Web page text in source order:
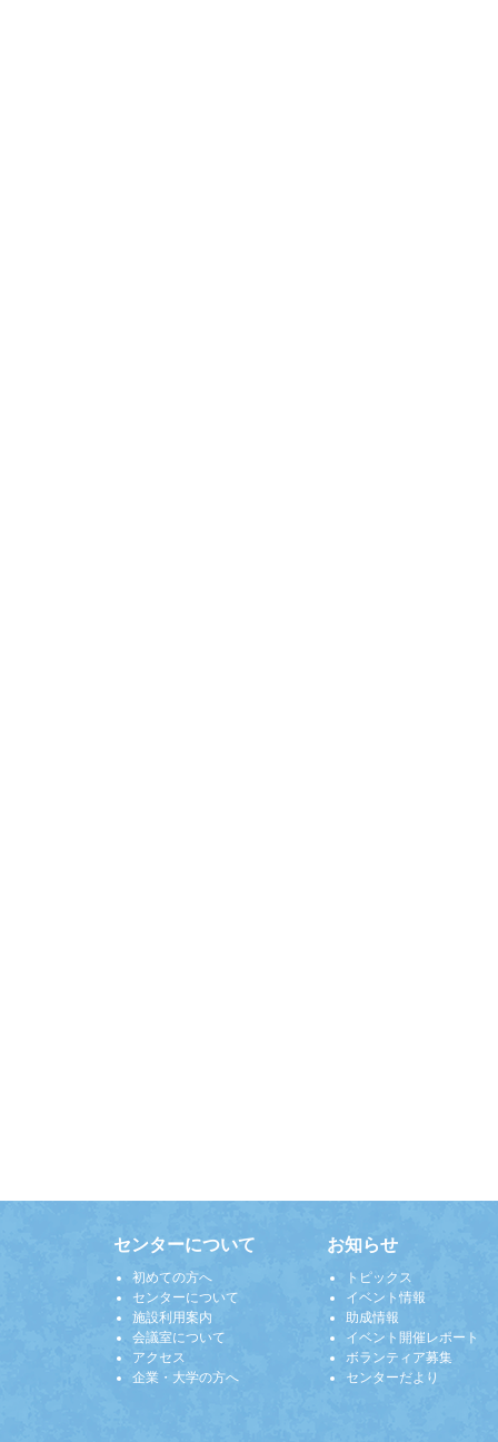
センターについて
初めての方へ
センターについて
施設利用案内
会議室について
アクセス
企業・大学の方へ
お知らせ
トピックス
イベント情報
助成情報
イベント開催レポート
ボランティア募集
センターだより